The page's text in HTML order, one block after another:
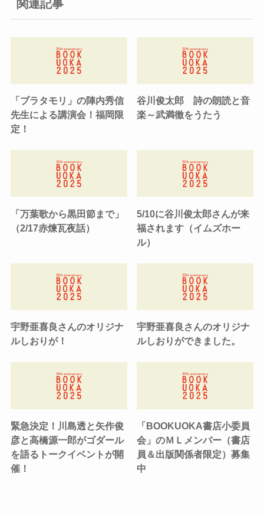
関連記事
「ブラタモリ」の陣内秀信
先生による講演会！福岡限
定！
谷川俊太郎 詩の朗読と音
楽～武満徹をうたう
「万葉歌から黒田節まで」
（2/17赤煉瓦夜話）
5/10に谷川俊太郎さんが来
福されます（イムズホー
ル）
宇野亜喜良さんのオリジナ
ルしおりが！
宇野亜喜良さんのオリジナ
ルしおりができました。
緊急決定！川島透と矢作俊
彦と高橋源一郎がゴダール
を語るトークイベントが開
催！
「BOOKUOKA書店小委員
会」のＭＬメンバー（書店
員＆出版関係者限定）募集
中